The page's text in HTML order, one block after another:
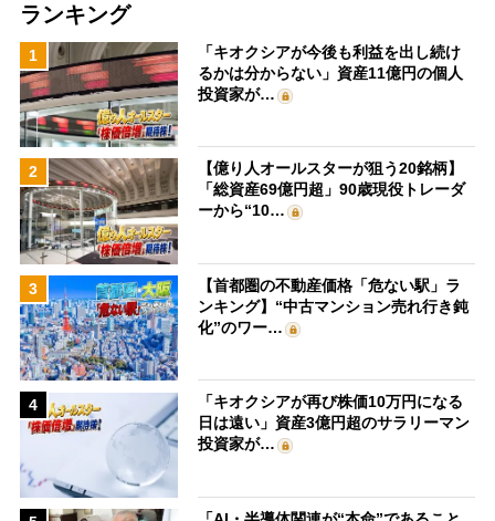
ランキング
1
「キオクシアが今後も利益を出し続け
るかは分からない」資産11億円の個人
投資家が…
2
【億り人オールスターが狙う20銘柄】
「総資産69億円超」90歳現役トレーダ
ーから“10…
3
【首都圏の不動産価格「危ない駅」ラ
ンキング】“中古マンション売れ行き鈍
化”のワー…
4
「キオクシアが再び株価10万円になる
日は遠い」資産3億円超のサラリーマン
投資家が…